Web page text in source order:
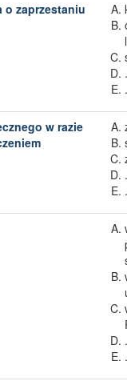
o zaprzestaniu
w razie